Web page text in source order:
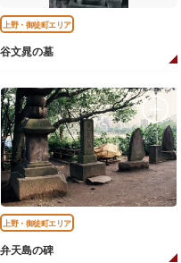
上野・御徒町エリア
谷文晁の墓
上野・御徒町エリア
弁天島の碑